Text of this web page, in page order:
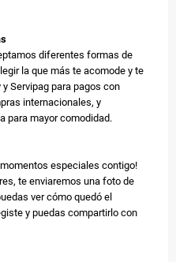
diferentes formas de
la que más te acomode y te
Servipag para pagos con
internacionales, y
para mayor comodidad.
especiales contigo!
te enviaremos una foto de
ver cómo quedó el
y puedas compartirlo con